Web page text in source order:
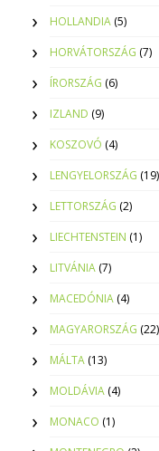
HOLLANDIA (5)
HORVÁTORSZÁG (7)
ÍRORSZÁG (6)
IZLAND (9)
KOSZOVÓ (4)
LENGYELORSZÁG (19)
LETTORSZÁG (2)
LIECHTENSTEIN (1)
LITVÁNIA (7)
MACEDÓNIA (4)
MAGYARORSZÁG (22)
MÁLTA (13)
MOLDÁVIA (4)
MONACO (1)